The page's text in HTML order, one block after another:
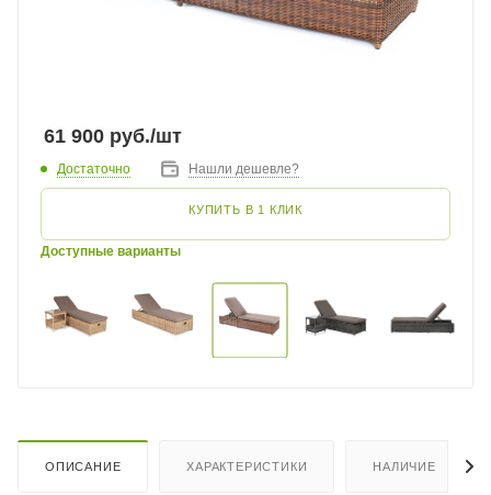
61 900 руб./шт
Достаточно Нашли дешевле?
Доступные варианты
КУПИТЬ В 1 КЛИК
ОПИСАНИЕ ХАРАКТЕРИСТИКИ НАЛИЧИЕ